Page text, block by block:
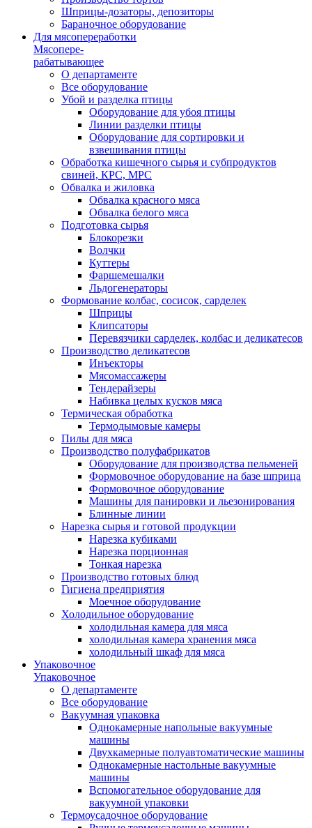
Шприцы-дозаторы, депозиторы
Бараночное оборудование
Для мясопереработки
Мясопере-
рабатывающее
О департаменте
Все оборудование
Убой и разделка птицы
Оборудование для убоя птицы
Линии разделки птицы
Оборудование для сортировки и
взвешивания птицы
Обработка кишечного сырья и субпродуктов
свиней, КРС, МРС
Обвалка и жиловка
Обвалка красного мяса
Обвалка белого мяса
Подготовка сырья
Блокорезки
Волчки
Куттеры
Фаршемешалки
Льдогенераторы
Формование колбас, сосисок, сарделек
Шприцы
Клипсаторы
Перевязчики сарделек, колбас и деликатесов
Производство деликатесов
Инъекторы
Мясомассажеры
Тендерайзеры
Набивка целых кусков мяса
Термическая обработка
Термодымовые камеры
Пилы для мяса
Производство полуфабрикатов
Оборудование для производства пельменей
Формовочное оборудование на базе шприца
Формовочное оборудование
Машины для панировки и льезонирования
Блинные линии
Нарезка сырья и готовой продукции
Нарезка кубиками
Нарезка порционная
Тонкая нарезка
Производство готовых блюд
Гигиена предприятия
Моечное оборудование
Холодильное оборудование
холодильная камера для мяса
холодильная камера хранения мяса
холодильный шкаф для мяса
Упаковочное
Упаковочное
О департаменте
Все оборудование
Вакуумная упаковка
Однокамерные напольные вакуумные
машины
Двухкамерные полуавтоматические машины
Однокамерные настольные вакуумные
машины
Вспомогательное оборудование для
вакуумной упаковки
Термоусадочное оборудование